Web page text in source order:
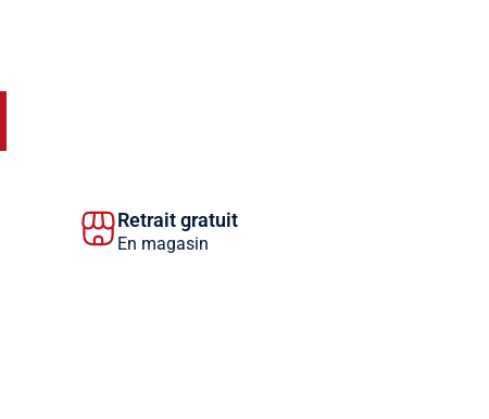
Retrait gratuit
En magasin